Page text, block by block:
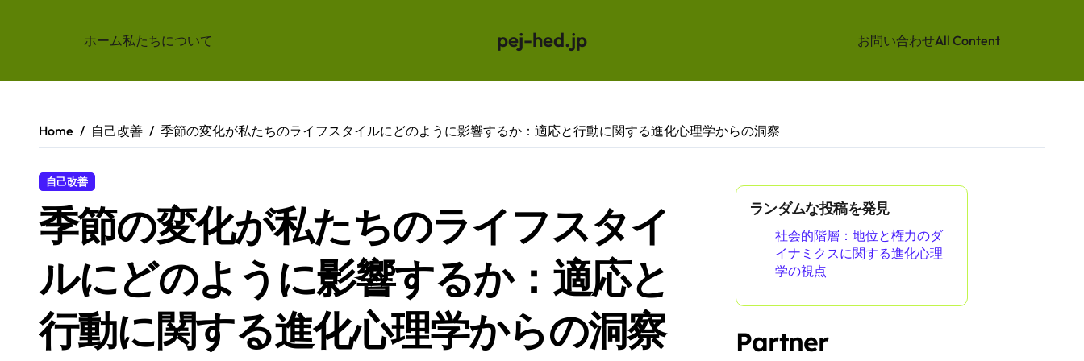
ホーム私たちについて pej-hed.jp お問い合わせAll Content
contentHome 自己改善 季節の変化が私たちのライフスタイルにどのように影響するか：適応と行動に関する進化心理学からの洞察
自己改善
季節の変化が私たちのライフスタイ
ルにどのように影響するか：適応と
行動に関する進化心理学からの洞察
ランダムな投稿を発見
社会的階層：地位と権力のダ
イナミクスに関する進化心理
学の視点
Partner